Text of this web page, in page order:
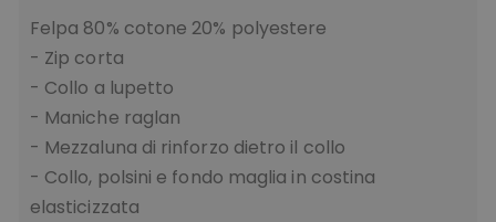
Felpa 80% cotone 20% polyestere
- Zip corta
- Collo a lupetto
- Maniche raglan
- Mezzaluna di rinforzo dietro il collo
- Collo, polsini e fondo maglia in costina
elasticizzata